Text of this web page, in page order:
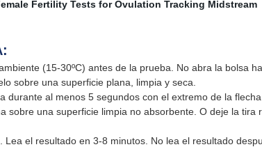
(15-30ºC) antes de la prueba. No abra la bolsa
sobre una superficie plana, limpia y seca.
durante al menos 5 segundos con el extremo de la
sobre una superficie limpia no absorbente. O deje la
el resultado en 3-8 minutos. No lea el resultado